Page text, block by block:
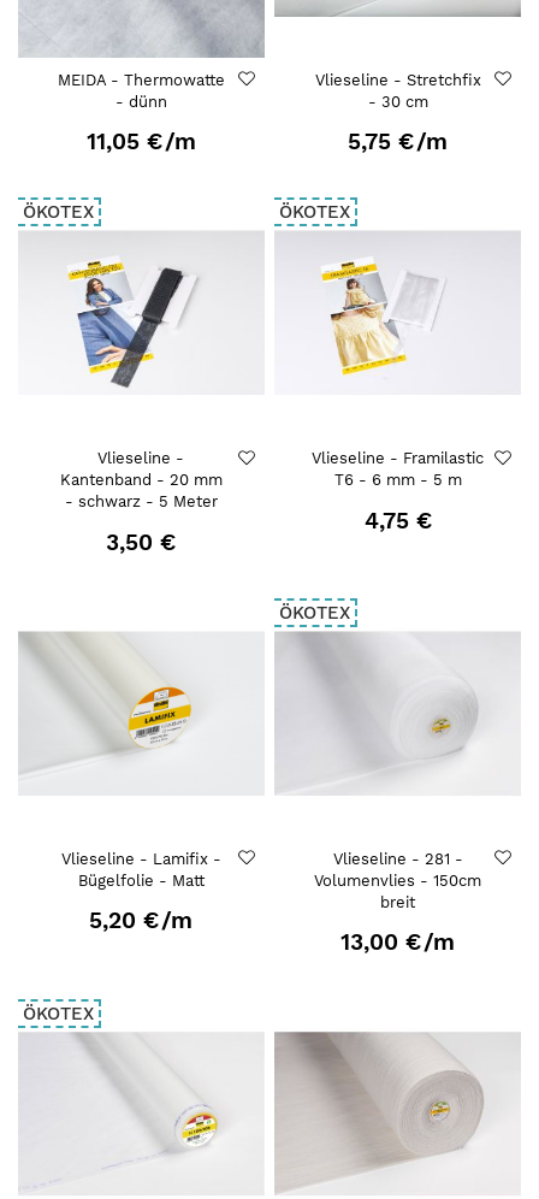
MEIDA - Thermowatte
- dünn
11,05 €/m
Vlieseline - Stretchfix
- 30 cm
5,75 €/m
ÖKOTEX
Vlieseline -
Kantenband - 20 mm
- schwarz - 5 Meter
3,50 €
ÖKOTEX
Vlieseline - Framilastic
T6 - 6 mm - 5 m
4,75 €
Vlieseline - Lamifix -
Bügelfolie - Matt
5,20 €/m
ÖKOTEX
Vlieseline - 281 -
Volumenvlies - 150cm
breit
13,00 €/m
ÖKOTEX